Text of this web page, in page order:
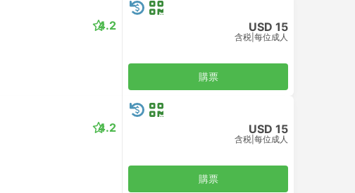
4.2 USD 15
含税 每位成人
購票
4.2 USD 15
含税 每位成人
購票